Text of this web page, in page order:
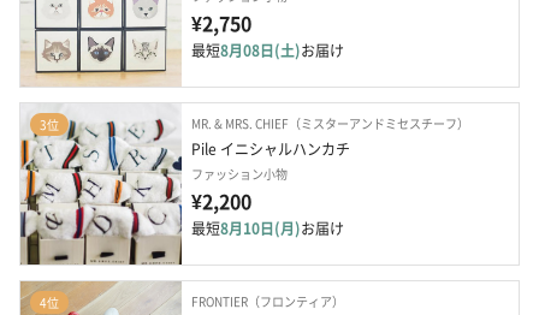
¥2,750
最短8月08日(土)お届け
3位 MR. & MRS. CHIEF（ミスターアンドミセスチーフ）
Pile イニシャルハンカチ
ファッション小物
¥2,200
最短8月10日(月)お届け
4位 FRONTIER（フロンティア）